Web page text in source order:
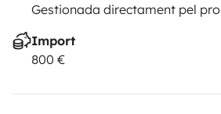
Gestionada directament pel
Import
800 €